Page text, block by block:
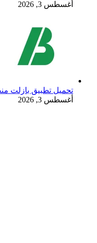
أغسطس 3, 2026
تحميل تطبيق بازلت
أغسطس 3, 2026